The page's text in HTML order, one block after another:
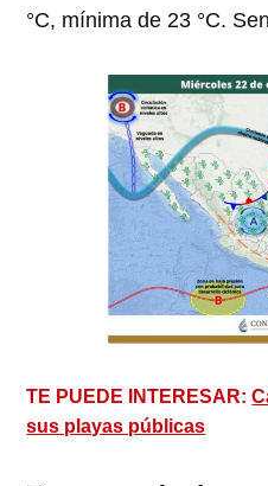
°C, mínima de 23 °C.
TE PUEDE INTERESAR:
sus playas públicas